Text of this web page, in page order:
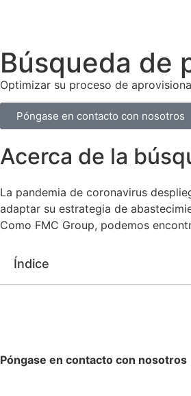
Búsqueda de
Optimizar su proceso de
Póngase en contacto con nosotros
Acerca de la
La pandemia de coronavirus
adaptar su estrategia de
Como FMC Group, podemos
Índice
Póngase en contacto con nosotros